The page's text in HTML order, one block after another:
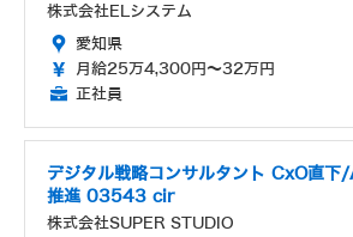
株式会社ELシステム
愛知県
月給25万4,300円～32万円
正社員
デジタル戦略コンサルタント CxO直
推進 03543 cir
株式会社SUPER STUDIO